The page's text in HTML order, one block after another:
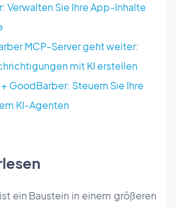
Verwalten Sie Ihre App-Inhalte
MCP-Server geht weiter:
mit KI erstellen
GoodBarber: Steuern Sie Ihre
KI-Agenten
ein Baustein in einem größeren